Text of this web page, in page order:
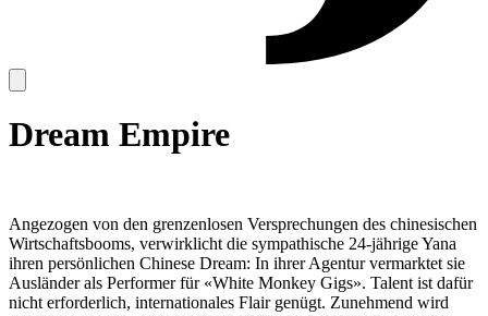
Dream Empire
Angezogen von den grenzenlosen Versprechungen des chinesischen
Wirtschaftsbooms, verwirklicht die sympathische 24-jährige Yana
ihren persönlichen Chinese Dream: In ihrer Agentur vermarktet sie
Ausländer als Performer für «White Monkey Gigs». Talent ist dafür
nicht erforderlich, internationales Flair genügt. Zunehmend wird